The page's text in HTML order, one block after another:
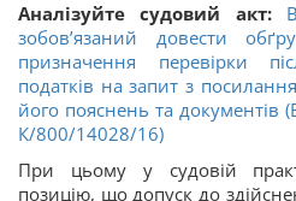
Аналізуйте судовий акт:
зобов’язаний довести
призначення перевірки
податків на запит з
його пояснень та документів
К/800/14028/16)
При цьому у судовій
позицію, що допуск до